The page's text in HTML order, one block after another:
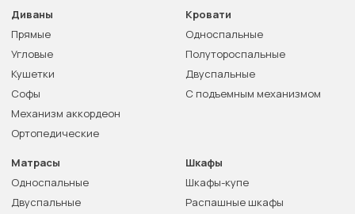
Диваны
Прямые
Угловые
Кушетки
Софы
Механизм аккордеон
Ортопедические
Кровати
Односпальные
Полутороспальные
Двуспальные
С подъемным механизмом
Матрасы
Односпальные
Двуспальные
Шкафы
Шкафы-купе
Распашные шкафы